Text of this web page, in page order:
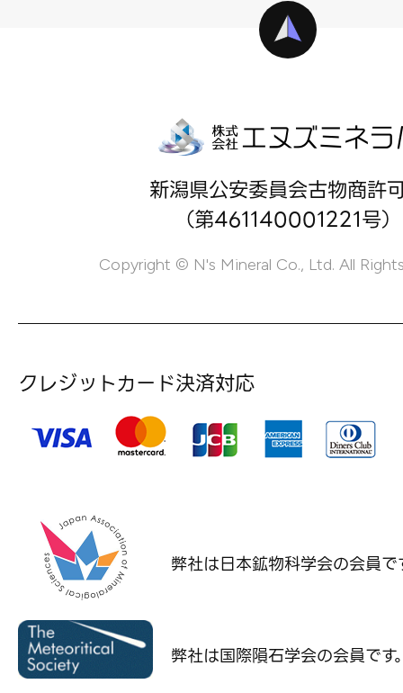
新潟県公安委員会古物商許
（第461140001221号）
Copyright © N's Mineral Co., Ltd. All
クレジットカード決済対応
弊社は日本鉱物科学会の会員で
弊社は国際隕石学会の会員です